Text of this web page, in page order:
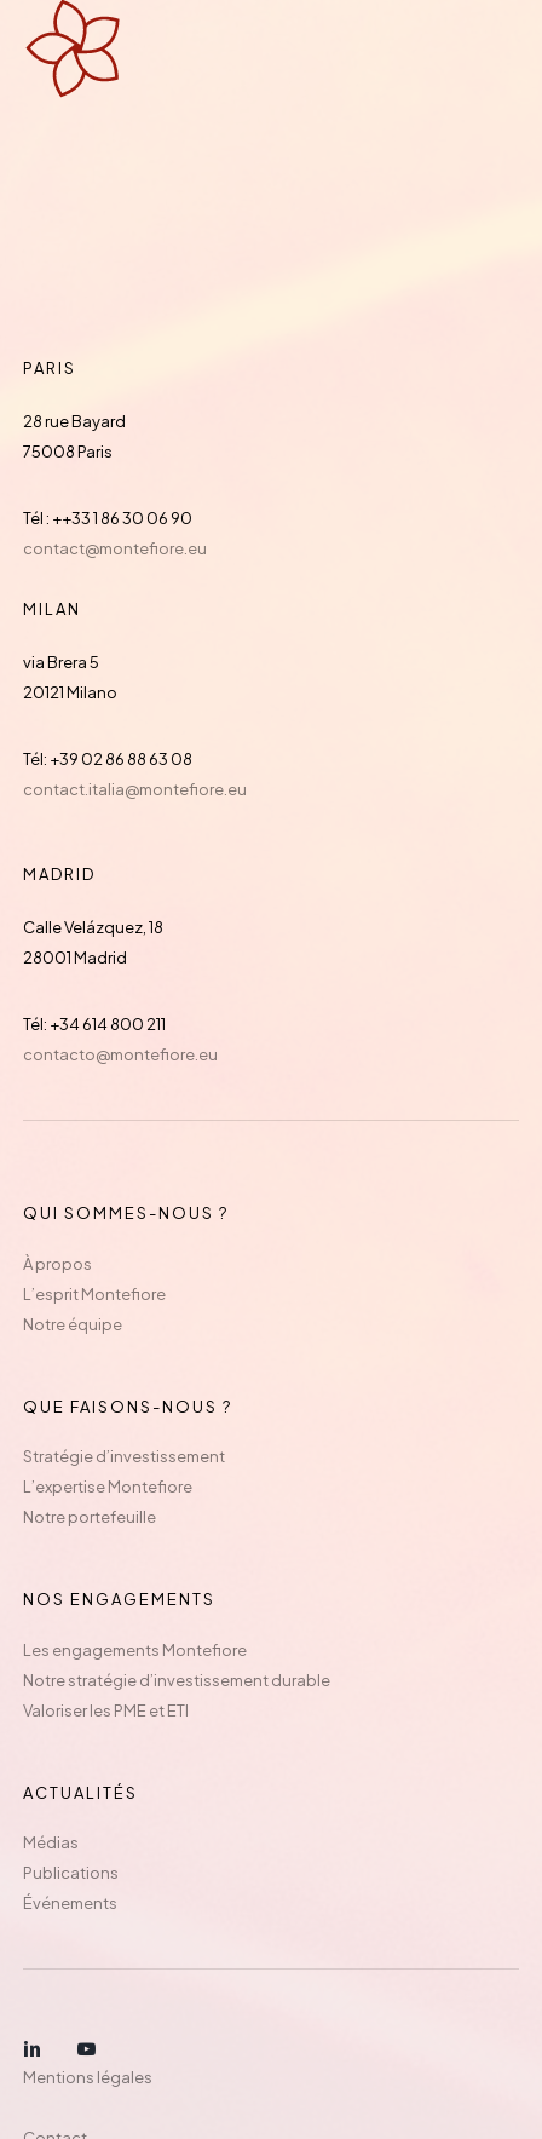
PARIS
28 rue Bayard
75008 Paris
Tél : ++33 1 86 30 06 90
contact@montefiore.eu
MILAN
via Brera 5
20121 Milano
Tél: +39 02 86 88 63 08
contact.italia@montefiore.eu
MADRID
Calle Velázquez, 18
28001 Madrid
Tél: +34 614 800 211
contacto@montefiore.eu
QUI SOMMES-NOUS ?
À propos
L’esprit Montefiore
Notre équipe
QUE FAISONS-NOUS ?
Stratégie d’investissement
L’expertise Montefiore
Notre portefeuille
NOS ENGAGEMENTS
Les engagements Montefiore
Notre stratégie d’investissement durable
Valoriser les PME et ETI
ACTUALITÉS
Médias
Publications
Événements
Mentions légales